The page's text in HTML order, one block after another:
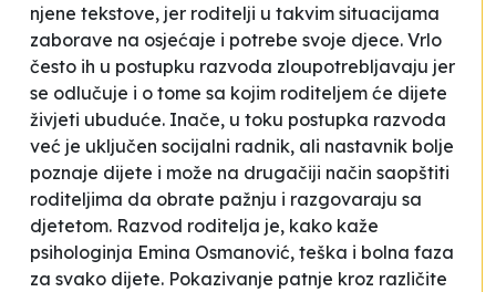
njene tekstove, jer roditelji u takvim situacijama
zaborave na osjećaje i potrebe svoje djece. Vrlo
često ih u postupku razvoda zloupotrebljavaju jer
se odlučuje i o tome sa kojim roditeljem će dijete
živjeti ubuduće. Inače, u toku postupka razvoda
već je uključen socijalni radnik, ali nastavnik bolje
poznaje dijete i može na drugačiji način saopštiti
roditeljima da obrate pažnju i razgovaraju sa
djetetom. Razvod roditelja je, kako kaže
psihologinja Emina Osmanović, teška i bolna faza
za svako dijete. Pokazivanje patnje kroz različite